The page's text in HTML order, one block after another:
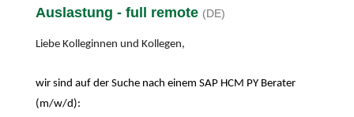
Deutsch
Auslastung - full remote (DE)
Liebe Kolleginnen und Kollegen,
wir sind auf der Suche nach einem SAP HCM PY Berater
(m/w/d):